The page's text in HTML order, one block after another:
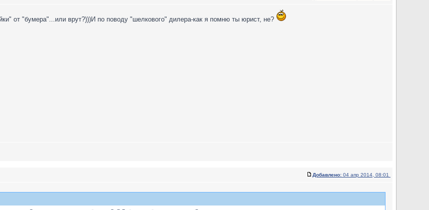
от "бумера"...или врут?)))И по поводу "шелкового" дилера-как я помню ты юрист, не?
Добавлено: 04 апр 2014, 08:01